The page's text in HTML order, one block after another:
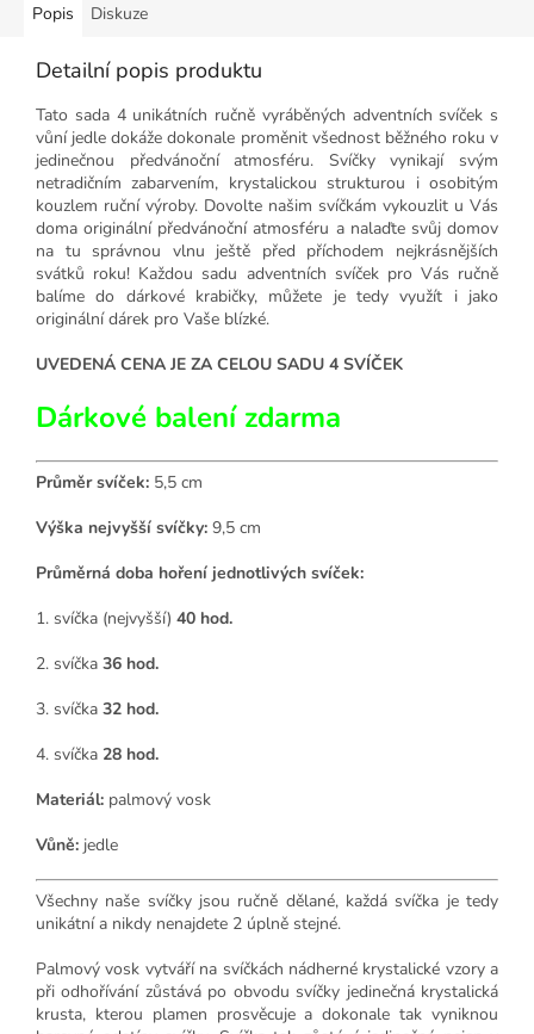
Popis Diskuze
Detailní popis produktu
Tato sada 4 unikátních ručně vyráběných adventních svíček s
vůní jedle dokáže dokonale proměnit všednost běžného roku v
jedinečnou předvánoční atmosféru. Svíčky vynikají svým
netradičním zabarvením, krystalickou strukturou i osobitým
kouzlem ruční výroby. Dovolte našim svíčkám vykouzlit u Vás
doma originální předvánoční atmosféru a nalaďte svůj domov
na tu správnou vlnu ještě před příchodem nejkrásnějších
svátků roku! Každou sadu adventních svíček pro Vás ručně
balíme do dárkové krabičky, můžete je tedy využít i jako
originální dárek pro Vaše blízké.
UVEDENÁ CENA JE ZA CELOU SADU 4 SVÍČEK
Dárkové balení zdarma
Průměr svíček: 5,5 cm
Výška nejvyšší svíčky: 9,5 cm
Průměrná doba hoření jednotlivých svíček:
1. svíčka (nejvyšší) 40 hod.
2. svíčka 36 hod.
3. svíčka 32 hod.
4. svíčka 28 hod.
Materiál: palmový vosk
Vůně: jedle
Všechny naše svíčky jsou ručně dělané, každá svíčka je tedy
unikátní a nikdy nenajdete 2 úplně stejné.
Palmový vosk vytváří na svíčkách nádherné krystalické vzory a
při odhořívání zůstává po obvodu svíčky jedinečná krystalická
krusta, kterou plamen prosvěcuje a dokonale tak vyniknou